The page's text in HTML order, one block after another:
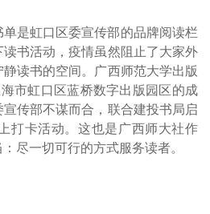
是虹口区委宣传部的品牌阅读栏
书活动，疫情虽然阻止了大家外
读书的空间。广西师范大学出版
市虹口区蓝桥数字出版园区的成
传部不谋而合，联合建投书局启
打卡活动。这也是广西师大社作
尽一切可行的方式服务读者。